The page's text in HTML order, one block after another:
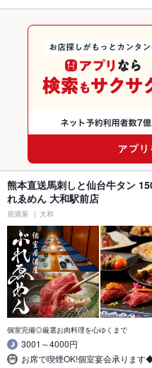
熊本直送馬刺しと仙台牛タン
れゑめん 大和駅前店
居酒屋 大和
個室完備◎厳選お肉料理を心ゆくまで
3001～4000円
お席で喫煙OK!個室宴会承ります